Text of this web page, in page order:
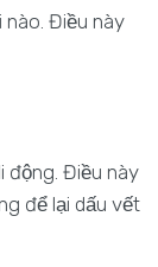
nào. Điều này
động. Điều này
để lại dấu vết